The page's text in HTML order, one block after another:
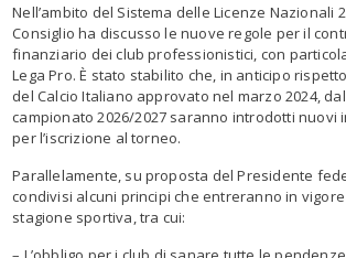
Nell’ambito del Sistema delle Licenze Nazionali
Consiglio ha discusso le nuove regole per il
finanziario dei club professionistici, con
Lega Pro. È stato stabilito che, in anticipo
del Calcio Italiano approvato nel marzo 2024, dal
campionato 2026/2027 saranno introdotti nuovi
per l’iscrizione al torneo.
Parallelamente, su proposta del Presidente
condivisi alcuni principi che entreranno in
stagione sportiva, tra cui: